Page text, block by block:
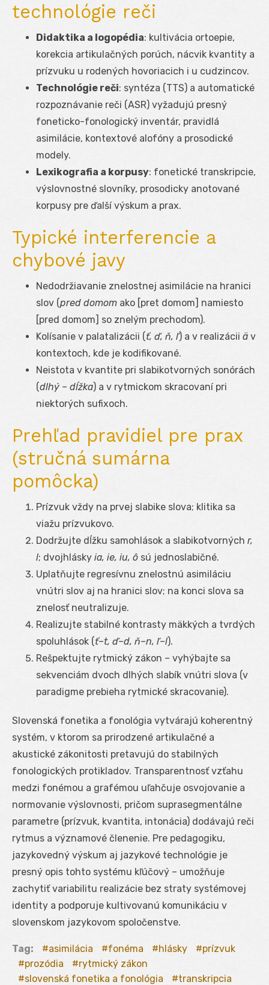
technológie reči
Didaktika a logopédia: kultivácia ortoepie,
korekcia artikulačných porúch, nácvik kvantity a
prízvuku u rodených hovoriacich i u cudzincov.
Technológie reči: syntéza (TTS) a automatické
rozpoznávanie reči (ASR) vyžadujú presný
foneticko-fonologický inventár, pravidlá
asimilácie, kontextové alofóny a prosodické
modely.
Lexikografia a korpusy: fonetické transkripcie,
výslovnostné slovníky, prosodicky anotované
korpusy pre ďalší výskum a prax.
Typické interferencie a
chybové javy
Nedodržiavanie znelostnej asimilácie na hranici
slov (pred domom ako [pret domom] namiesto
[pred domom] so znelým prechodom).
Kolísanie v palatalizácii (ť, ď, ň, ľ) a v realizácii ä v
kontextoch, kde je kodifikované.
Neistota v kvantite pri slabikotvorných sonórách
(dlhý – dĺžka) a v rytmickom skracovaní pri
niektorých sufixoch.
Prehľad pravidiel pre prax
(stručná sumárna
pomôcka)
Prízvuk vždy na prvej slabike slova; klitika sa
viažu prízvukovo.
Dodržujte dĺžku samohlások a slabikotvorných r,
l; dvojhlásky ia, ie, iu, ô sú jednoslabičné.
Uplatňujte regresívnu znelostnú asimiláciu
vnútri slov aj na hranici slov; na konci slova sa
znelosť neutralizuje.
Realizujte stabilné kontrasty mäkkých a tvrdých
spoluhlások (ť–t, ď–d, ň–n, ľ–l).
Rešpektujte rytmický zákon – vyhýbajte sa
sekvenciám dvoch dlhých slabík vnútri slova (v
paradigme prebieha rytmické skracovanie).
Slovenská fonetika a fonológia vytvárajú koherentný
systém, v ktorom sa prirodzené artikulačné a
akustické zákonitosti pretavujú do stabilných
fonologických protikladov. Transparentnosť vzťahu
medzi fonémou a grafémou uľahčuje osvojovanie a
normovanie výslovnosti, pričom suprasegmentálne
parametre (prízvuk, kvantita, intonácia) dodávajú reči
rytmus a významové členenie. Pre pedagogiku,
jazykovedný výskum aj jazykové technológie je
presný opis tohto systému kľúčový – umožňuje
zachytiť variabilitu realizácie bez straty systémovej
identity a podporuje kultivovanú komunikáciu v
slovenskom jazykovom spoločenstve.
Tag: asimilácia fonéma hlásky
prízvuk
prozódia
rytmický zákon
slovenská fonetika a fonológia
transkripcia